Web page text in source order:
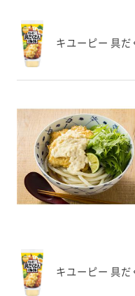
キユーピー 具だ
キユーピー 具だ